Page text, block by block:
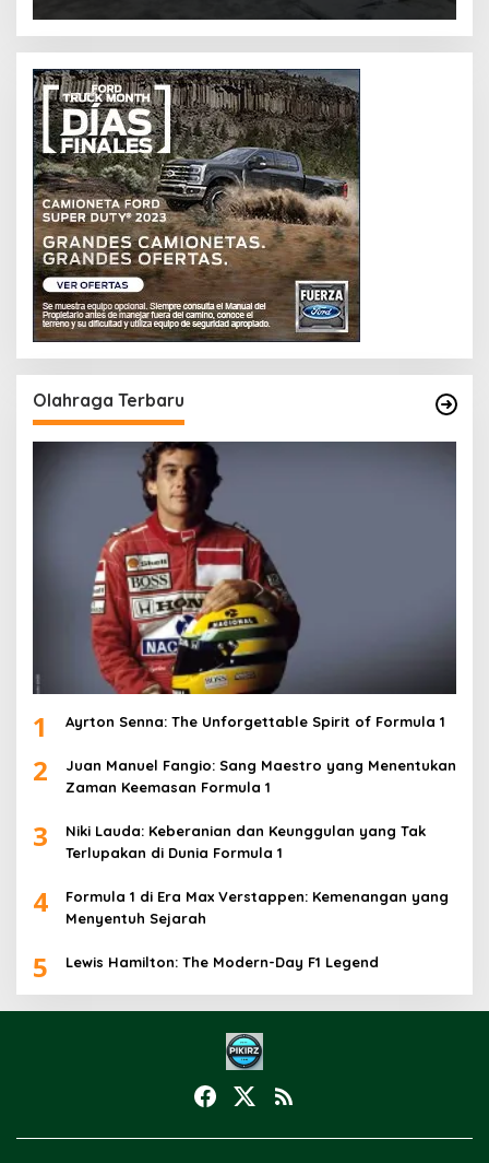
Olahraga Terbaru
1 Ayrton Senna: The Unforgettable Spirit of Formula 1
2
Juan Manuel Fangio: Sang Maestro yang Menentukan
Zaman Keemasan Formula 1
3
Niki Lauda: Keberanian dan Keunggulan yang Tak
Terlupakan di Dunia Formula 1
4
Formula 1 di Era Max Verstappen: Kemenangan yang
Menyentuh Sejarah
5 Lewis Hamilton: The Modern-Day F1 Legend